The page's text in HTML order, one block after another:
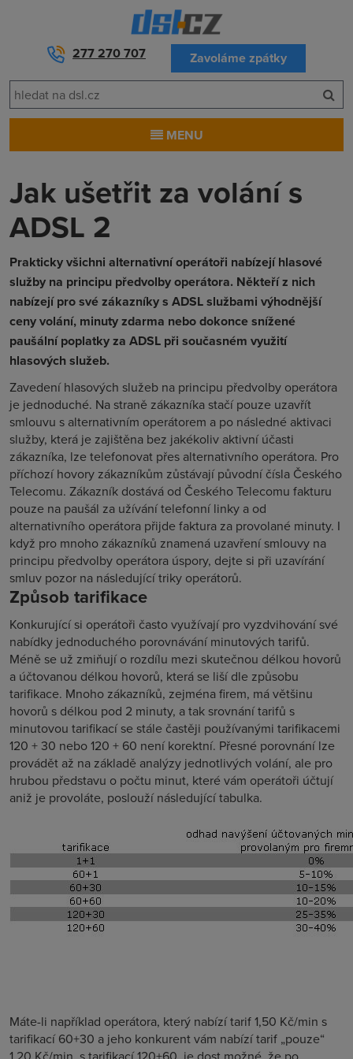
277 270 707 Zavoláme zpátky
MENU
Jak ušetřit za volání s
ADSL 2
Prakticky všichni alternativní operátoři nabízejí hlasové
služby na principu předvolby operátora. Někteří z nich
nabízejí pro své zákazníky s ADSL službami výhodnější
ceny volání, minuty zdarma nebo dokonce snížené
paušální poplatky za ADSL při současném využití
hlasových služeb.
Zavedení hlasových služeb na principu předvolby operátora
je jednoduché. Na straně zákazníka stačí pouze uzavřít
smlouvu s alternativním operátorem a po následné aktivaci
služby, která je zajištěna bez jakékoliv aktivní účasti
zákazníka, lze telefonovat přes alternativního operátora. Pro
příchozí hovory zákazníkům zůstávají původní čísla Českého
Telecomu. Zákazník dostává od Českého Telecomu fakturu
pouze na paušál za užívání telefonní linky a od
alternativního operátora přijde faktura za provolané minuty. I
když pro mnoho zákazníků znamená uzavření smlouvy na
principu předvolby operátora úspory, dejte si při uzavírání
smluv pozor na následující triky operátorů.
Způsob tarifikace
Konkurující si operátoři často využívají pro vyzdvihování své
nabídky jednoduchého porovnávání minutových tarifů.
Méně se už zmiňují o rozdílu mezi skutečnou délkou hovorů
a účtovanou délkou hovorů, která se liší dle způsobu
tarifikace. Mnoho zákazníků, zejména firem, má většinu
hovorů s délkou pod 2 minuty, a tak srovnání tarifů s
minutovou tarifikací se stále častěji používanými tarifikacemi
120 + 30 nebo 120 + 60 není korektní. Přesné porovnání lze
provádět až na základě analýzy jednotlivých volání, ale pro
hrubou představu o počtu minut, které vám operátoři účtují
aniž je provoláte, poslouží následující tabulka.
Máte-li například operátora, který nabízí tarif 1,50 Kč/min s
tarifikací 60+30 a jeho konkurent vám nabízí tarif „pouze“